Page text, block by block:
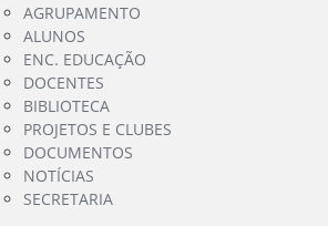
AGRUPAMENTO
ALUNOS
ENC. EDUCAÇÃO
DOCENTES
BIBLIOTECA
PROJETOS E CLUBES
DOCUMENTOS
NOTÍCIAS
SECRETARIA